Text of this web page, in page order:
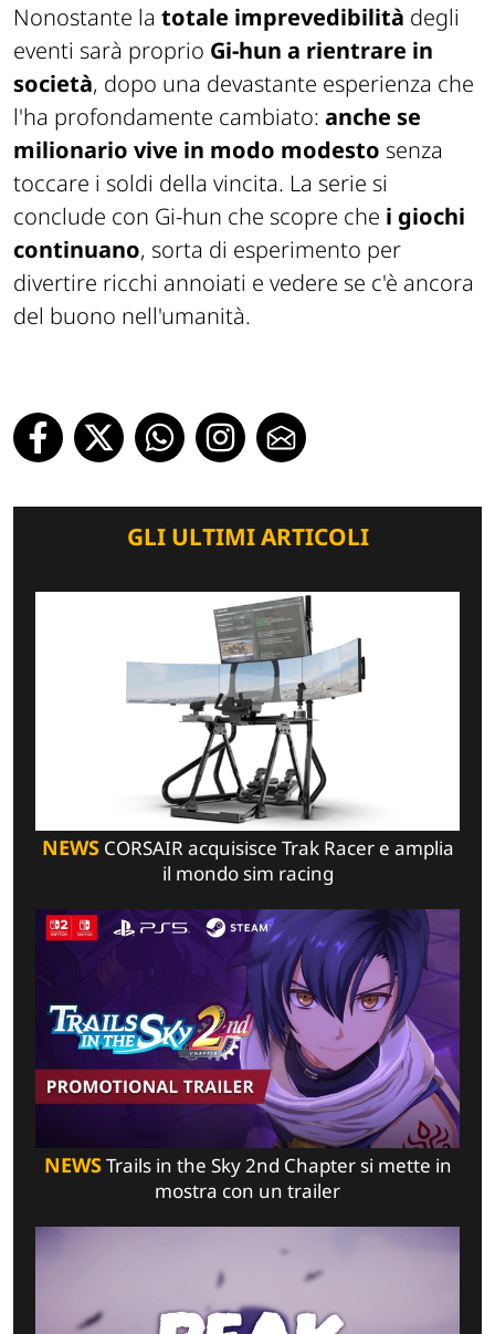
Nonostante la totale imprevedibilità degli
eventi sarà proprio Gi-hun a rientrare in
società, dopo una devastante esperienza che
l'ha profondamente cambiato: anche se
milionario vive in modo modesto senza
toccare i soldi della vincita. La serie si
conclude con Gi-hun che scopre che i giochi
continuano, sorta di esperimento per
divertire ricchi annoiati e vedere se c'è ancora
del buono nell'umanità.
GLI ULTIMI ARTICOLI
NEWSCORSAIR acquisisce Trak Racer e amplia
il mondo sim racing
NEWSTrails in the Sky 2nd Chapter si mette in
mostra con un trailer